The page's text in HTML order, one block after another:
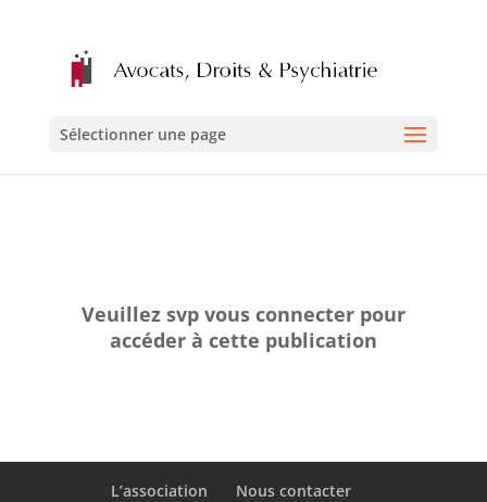
Sélectionner une page
Veuillez svp vous connecter pour
accéder à cette publication
L’association
Nous contacter